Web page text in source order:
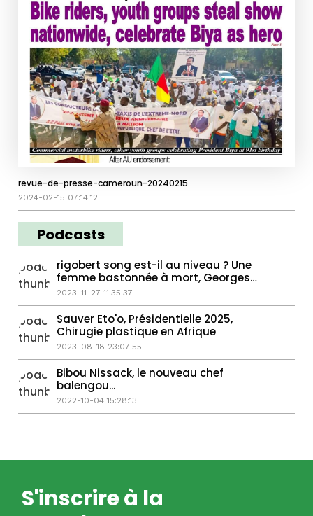
revue-de-presse-cameroun-20240215
2024-02-15 07:14:12
Podcasts
rigobert song est-il au niveau ? Une
femme bastonnée à mort, Georges
Weah passe la main...
2023-11-27 11:35:37
Sauver Eto'o, Présidentielle 2025,
Chirugie plastique en Afrique
2023-08-18 23:07:55
Bibou Nissack, le nouveau chef
balengou...
2022-10-04 15:28:13
S'inscrire à la